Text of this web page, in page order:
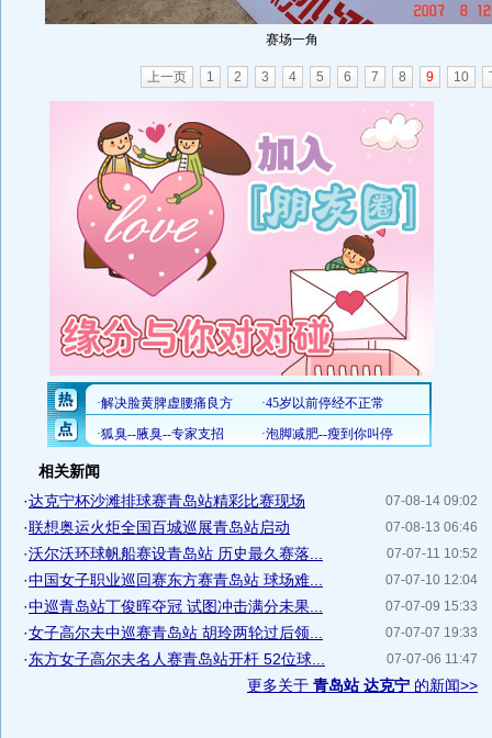
赛场一角
上一页 1 2 3 4 5 6 7 8 9 10
相关新闻
07-08-14 09:02
·达克宁杯沙滩排球赛青岛站精彩比赛现场
07-08-13 06:46
·联想奥运火炬全国百城巡展青岛站启动
07-07-11 10:52
·沃尔沃环球帆船赛设青岛站 历史最久赛落...
07-07-10 12:04
·中国女子职业巡回赛东方赛青岛站 球场难...
07-07-09 15:33
·中巡青岛站丁俊晖夺冠 试图冲击满分未果...
07-07-07 19:33
·女子高尔夫中巡赛青岛站 胡玲两轮过后领...
07-07-06 11:47
·东方女子高尔夫名人赛青岛站开杆 52位球...
更多关于 青岛站 达克宁 的新闻>>